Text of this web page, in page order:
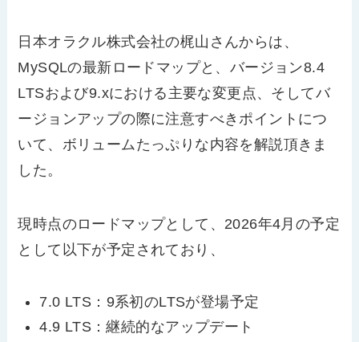
日本オラクル株式会社の梶山さんからは、
MySQLの最新ロードマップと、バージョン8.4
LTSおよび9.xにおける主要な変更点、そしてバ
ージョンアップの際に注意すべきポイントにつ
いて、ボリュームたっぷりな内容を解説頂きま
した。
現時点のロードマップとして、 2026年4月の予定
として以下が予定されており、
7.0 LTS ： 9系初のLTSが登場予定
4.9 LTS ：継続的なアップデート